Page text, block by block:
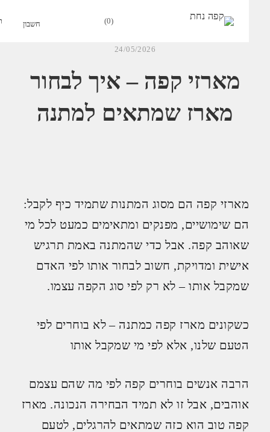
24/05/2026
מארזי קפה – איך לבחור
מארז שמתאים למתנה
מארזי קפה הם מסוג המתנות שתמיד כיף לקבל:
הם שימושיים, מפנקים ומתאימים כמעט לכל מי
שאוהב קפה. אבל כדי שהמתנה באמת תרגיש
אישית ומדויקת, חשוב לבחור אותו לפי האדם
שמקבל אותו – לא רק לפי סוג הקפה עצמו.
כשקונים מארז קפה כמתנה – לא בוחרים לפי
הטעם שלנו, אלא לפי מי שמקבל אותו
הרבה אנשים בוחרים קפה לפי מה שהם עצמם
אוהבים, אבל זו לא תמיד הבחירה הנכונה. מארז
קפה טוב הוא כזה שמתאים להרגלים, לטעם